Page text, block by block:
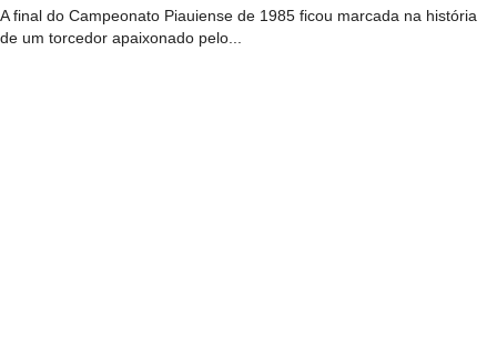
A final do Campeonato Piauiense de 1985 ficou marcada na história
de um torcedor apaixonado pelo...